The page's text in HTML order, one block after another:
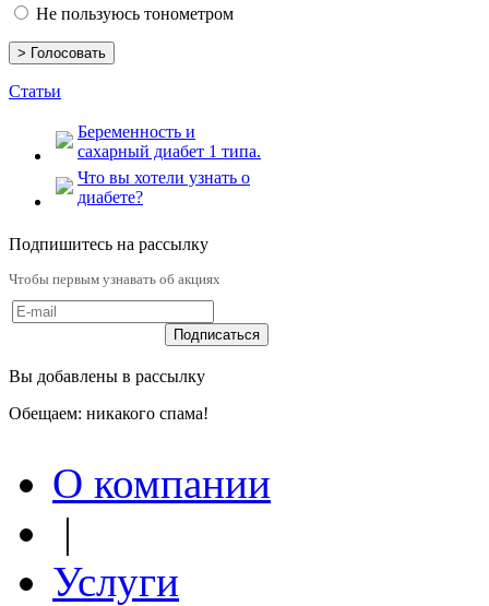
Не пользуюсь тонометром
Статьи
Беременность и
сахарный диабет 1 типа.
Что вы хотели узнать о
диабете?
Подпишитесь на рассылку
Чтобы первым узнавать об акциях
Вы добавлены в рассылку
Обещаем: никакого спама!
О компании
|
Услуги